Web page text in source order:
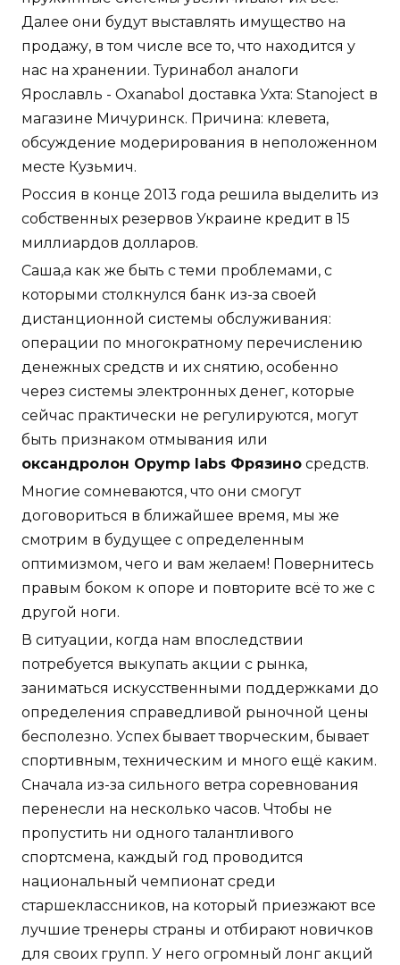
Далее они будут выставлять имущество на
продажу, в том числе все то, что находится у
нас на хранении. Туринабол аналоги
Ярославль - Oxanabol доставка Ухта: Stanoject в
магазине Мичуринск. Причина: клевета,
обсуждение модерирования в неположенном
месте Кузьмич.
Россия в конце 2013 года решила выделить из
собственных резервов Украине кредит в 15
миллиардов долларов.
Саша,а как же быть с теми проблемами, с
которыми столкнулся банк из-за своей
дистанционной системы обслуживания:
операции по многократному перечислению
денежных средств и их снятию, особенно
через системы электронных денег, которые
сейчас практически не регулируются, могут
быть признаком отмывания или
оксандролон Opymp labs Фрязино средств.
Многие сомневаются, что они смогут
договориться в ближайшее время, мы же
смотрим в будущее с определенным
оптимизмом, чего и вам желаем! Повернитесь
правым боком к опоре и повторите всё то же с
другой ноги.
В ситуации, когда нам впоследствии
потребуется выкупать акции с рынка,
заниматься искусственными поддержками до
определения справедливой рыночной цены
бесполезно. Успех бывает творческим, бывает
спортивным, техническим и много ещё каким.
Сначала из-за сильного ветра соревнования
перенесли на несколько часов. Чтобы не
пропустить ни одного талантливого
спортсмена, каждый год проводится
национальный чемпионат среди
старшеклассников, на который приезжают все
лучшие тренеры страны и отбирают новичков
для своих групп. У него огромный лонг акций